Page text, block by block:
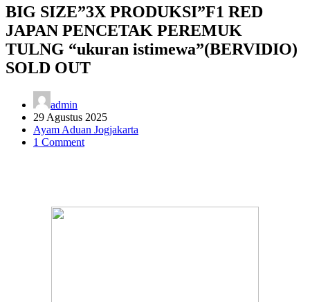
BIG SIZE”3X PRODUKSI”F1 RED
JAPAN PENCETAK PEREMUK
TULNG “ukuran istimewa”(BERVIDIO)
SOLD OUT
admin
29 Agustus 2025
Ayam Aduan Jogjakarta
1 Comment